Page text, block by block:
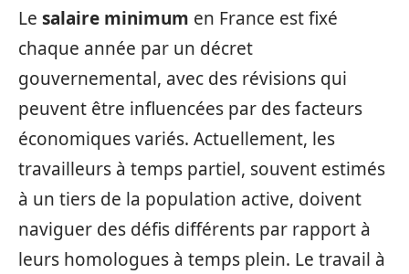
Le salaire minimum en France est fixé
chaque année par un décret
gouvernemental, avec des révisions qui
peuvent être influencées par des facteurs
économiques variés. Actuellement, les
travailleurs à temps partiel, souvent estimés
à un tiers de la population active, doivent
naviguer des défis différents par rapport à
leurs homologues à temps plein. Le travail à